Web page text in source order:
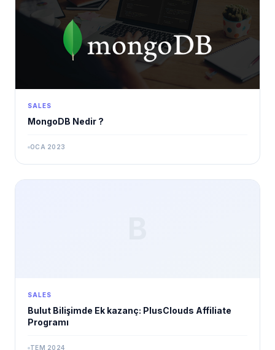
SALES
MongoDB Nedir ?
OCA 2023
SALES
Bulut Bilişimde Ek kazanç: PlusClouds Affiliate
Programı
TEM 2024